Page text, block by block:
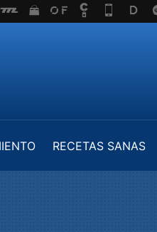
RECETAS SANAS